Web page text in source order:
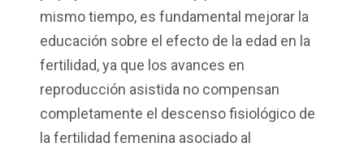
mismo tiempo, es fundamental mejorar la
educación sobre el efecto de la edad en la
fertilidad, ya que los avances en
reproducción asistida no compensan
completamente el descenso fisiológico de
la fertilidad femenina asociado al